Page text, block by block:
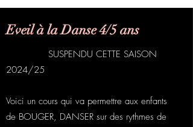
Eveil à la Danse 4/5 ans
SUSPENDU CETTE SAISON
2024/25
Voici un cours qui va permettre aux enfants
de BOUGER, DANSER sur des rythmes de